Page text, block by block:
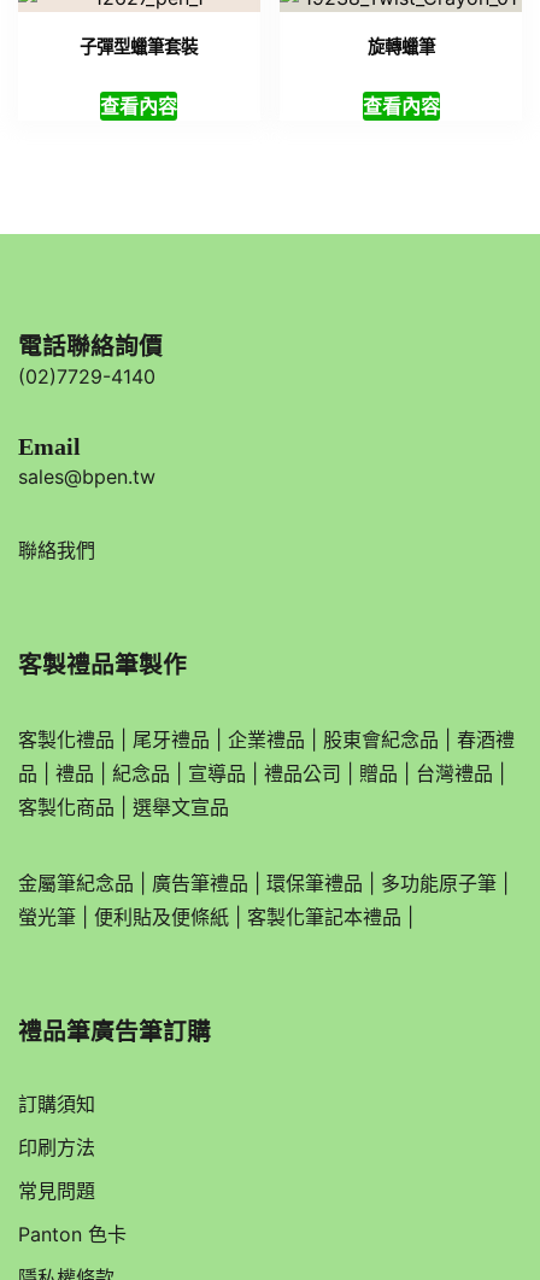
子彈型蠟筆套裝
查看內容
旋轉蠟筆
查看內容
電話聯絡詢價
(02)7729-4140
Email
sales@bpen.tw
聯絡我們
客製禮品筆製作
客製化禮品 尾牙禮品 企業禮品 股東會紀念品
春酒禮
品
禮品 紀念品 宣導品 禮品公司 贈品 台灣禮品
客製化商品
選舉文宣品
金屬筆紀念品 廣告筆禮品 環保筆禮品 多功能原子筆
螢光筆
便利貼及便條紙 客製化筆記本禮品
禮品筆廣告筆訂購
訂購須知
印刷方法
常見問題
Panton 色卡